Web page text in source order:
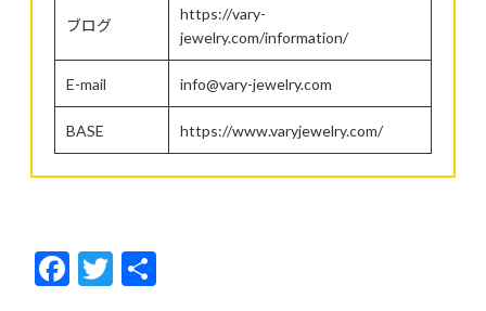
ブログ
https://vary-
jewelry.com/information/
E-mail info@vary-jewelry.com
BASE https://www.varyjewelry.com/
F T